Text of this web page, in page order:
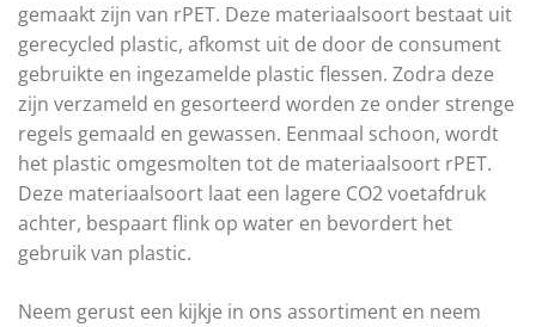
gemaakt zijn van rPET. Deze materiaalsoort bestaat uit
gerecycled plastic, afkomst uit de door de consument
gebruikte en ingezamelde plastic flessen. Zodra deze
zijn verzameld en gesorteerd worden ze onder strenge
regels gemaald en gewassen. Eenmaal schoon, wordt
het plastic omgesmolten tot de materiaalsoort rPET.
Deze materiaalsoort laat een lagere CO2 voetafdruk
achter, bespaart flink op water en bevordert het
gebruik van plastic.
Neem gerust een kijkje in ons assortiment en neem